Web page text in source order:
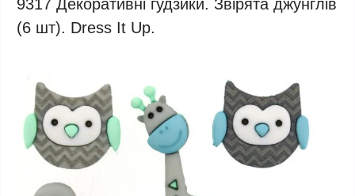
9317 Декоративні гудзики. Звірята джунглів
(6 шт). Dress It Up.